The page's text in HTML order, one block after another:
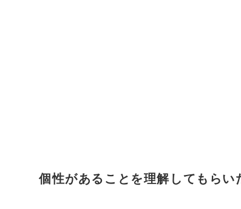
個性があることを理解してもらい